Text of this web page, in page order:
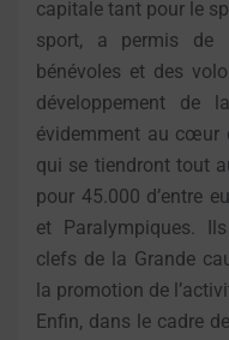
capitale tant pour le
sport, a permis de
bénévoles et des
développement de
évidemment au cœur
qui se tiendront tout
pour 45.000 d’entre
et Paralympiques.
clefs de la Grande
la promotion de
Enfin, dans le cadre